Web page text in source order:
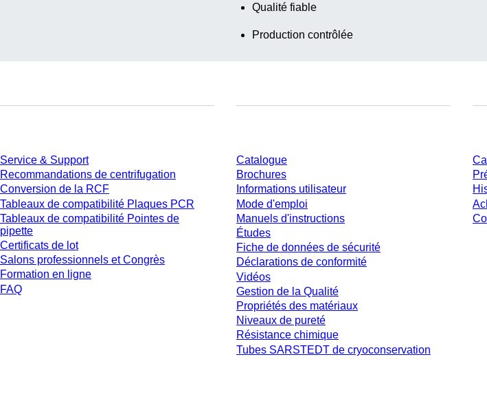
Qualité fiable
Production contrôlée
Service & Support
Recommandations de centrifugation
Conversion de la RCF
Tableaux de compatibilité Plaques PCR
Tableaux de compatibilité Pointes de
pipette
Certificats de lot
Salons professionnels et Congrès
Formation en ligne
FAQ
Catalogue
Brochures
Informations utilisateur
Mode d'emploi
Manuels d'instructions
Études
Fiche de données de sécurité
Déclarations de conformité
Vidéos
Gestion de la Qualité
Propriétés des matériaux
Niveaux de pureté
Résistance chimique
Tubes SARSTEDT de cryoconservation